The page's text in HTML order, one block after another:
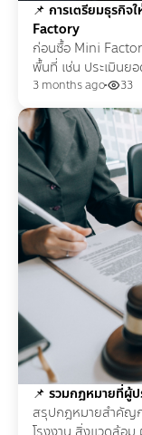
📌 การเตรียมธุรกิ
Factory
ก่อนซื้อ Mini
พื้นที่ เช่น ประเมินย
เหมาะสมของโรงงา
3 months ago 33
📌 รวมกฎหมายที่ผู้ป
สรุปกฎหมายสำคัญ